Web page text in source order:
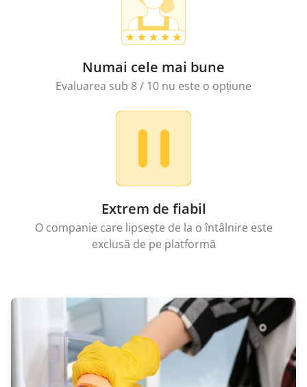
Numai cele mai bune
Evaluarea sub 8 / 10 nu este o opțiune
Extrem de fiabil
O companie care lipsește de la o întâlnire este
exclusă de pe platformă